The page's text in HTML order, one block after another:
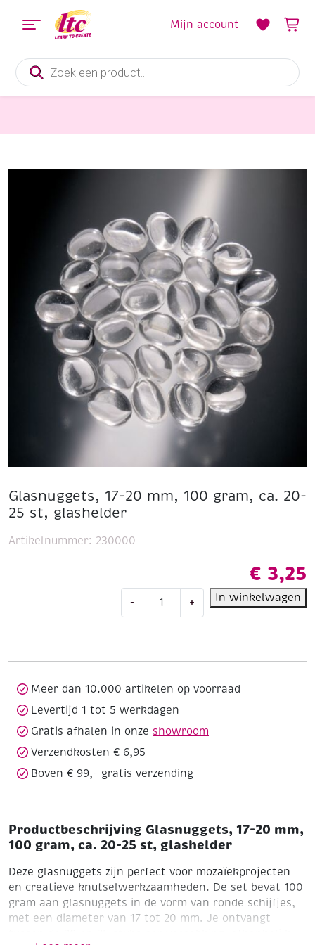
Producten
zoeken
Mijn account
Glasnuggets, 17-20 mm, 100 gram, ca. 20-
25 st, glashelder
€ 3,25
-
ca.
st,
glashelder
+ In winkelwagen
Artikelnummer: 230000
Meer dan 10.000 artikelen op voorraad
Levertijd 1 tot 5 werkdagen
Gratis afhalen in onze showroom
Verzendkosten € 6,95
Boven € 99,- gratis verzending
Productbeschrijving Glasnuggets, 17-20 mm,
100 gram, ca. 20-25 st, glashelder
Deze glasnuggets zijn perfect voor mozaïekprojecten
en creatieve knutselwerkzaamheden. De set bevat 100
gram aan glasnuggets in de vorm van ronde schijfjes,
met een diameter van 17 tot 20 mm. Je ontvangt